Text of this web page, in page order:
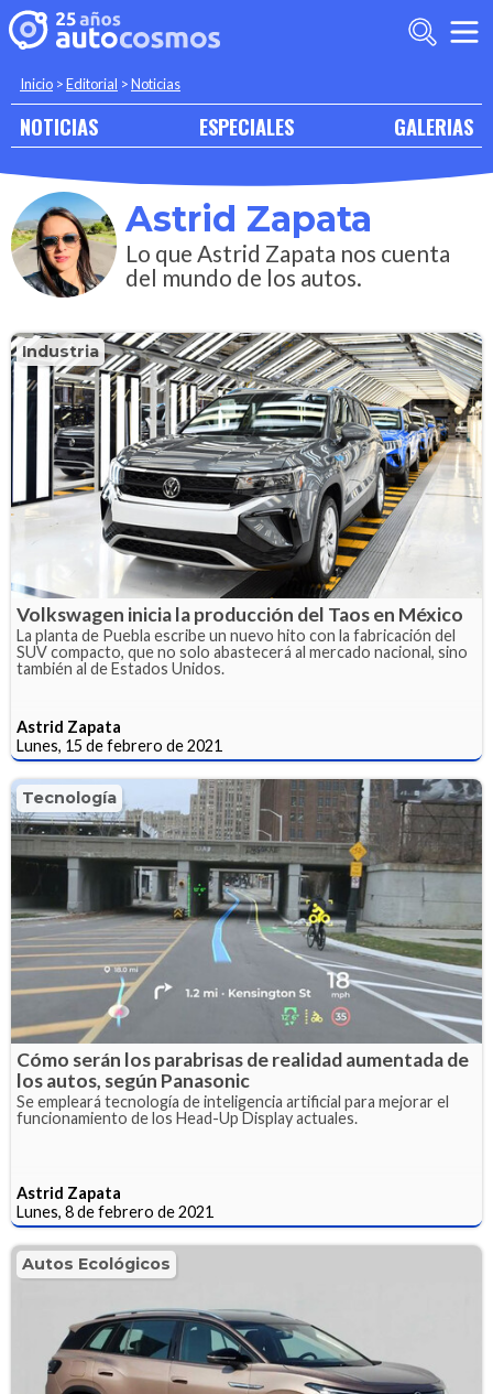
Inicio >Editorial >Noticias
NOTICIAS ESPECIALES GALERIAS
Astrid Zapata
Lo que Astrid Zapata nos cuenta
del mundo de los autos.
Industria
Volkswagen inicia la producción del Taos en México
La planta de Puebla escribe un nuevo hito con la fabricación del
SUV compacto, que no solo abastecerá al mercado nacional, sino
también al de Estados Unidos.
Astrid Zapata
Lunes, 15 de febrero de 2021
Tecnología
Cómo serán los parabrisas de realidad aumentada de
los autos, según Panasonic
Se empleará tecnología de inteligencia artificial para mejorar el
funcionamiento de los Head-Up Display actuales.
Astrid Zapata
Lunes, 8 de febrero de 2021
Autos Ecológicos